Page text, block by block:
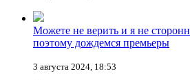
Можете не верить и я не
поэтому дождемся премьеры
3 августа 2024, 18:53